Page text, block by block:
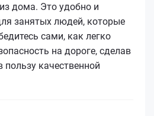
дома. Это удобно и
занятых людей, которые
сами, как легко
на дороге, сделав
качественной